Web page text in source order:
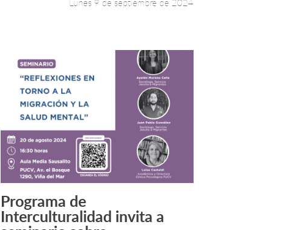
Lunes 9 de septiembre de 2024
Leer más +
Programa de
Interculturalidad invita a